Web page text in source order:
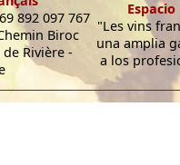
892 097 767
Biroc
Rivière -
"Les vins
una amplia
a los